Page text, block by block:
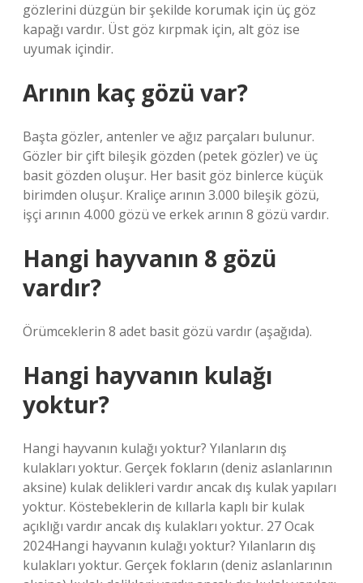
gözlerini düzgün bir şekilde korumak için üç göz
kapağı vardır. Üst göz kırpmak için, alt göz ise
uyumak içindir.
Arının kaç gözü var?
Başta gözler, antenler ve ağız parçaları bulunur.
Gözler bir çift bileşik gözden (petek gözler) ve üç
basit gözden oluşur. Her basit göz binlerce küçük
birimden oluşur. Kraliçe arının 3.000 bileşik gözü,
işçi arının 4.000 gözü ve erkek arının 8 gözü vardır.
Hangi hayvanın 8 gözü
vardır?
Örümceklerin 8 adet basit gözü vardır (aşağıda).
Hangi hayvanın kulağı
yoktur?
Hangi hayvanın kulağı yoktur? Yılanların dış
kulakları yoktur. Gerçek fokların (deniz aslanlarının
aksine) kulak delikleri vardır ancak dış kulak yapıları
yoktur. Köstebeklerin de kıllarla kaplı bir kulak
açıklığı vardır ancak dış kulakları yoktur. 27 Ocak
2024Hangi hayvanın kulağı yoktur? Yılanların dış
kulakları yoktur. Gerçek fokların (deniz aslanlarının